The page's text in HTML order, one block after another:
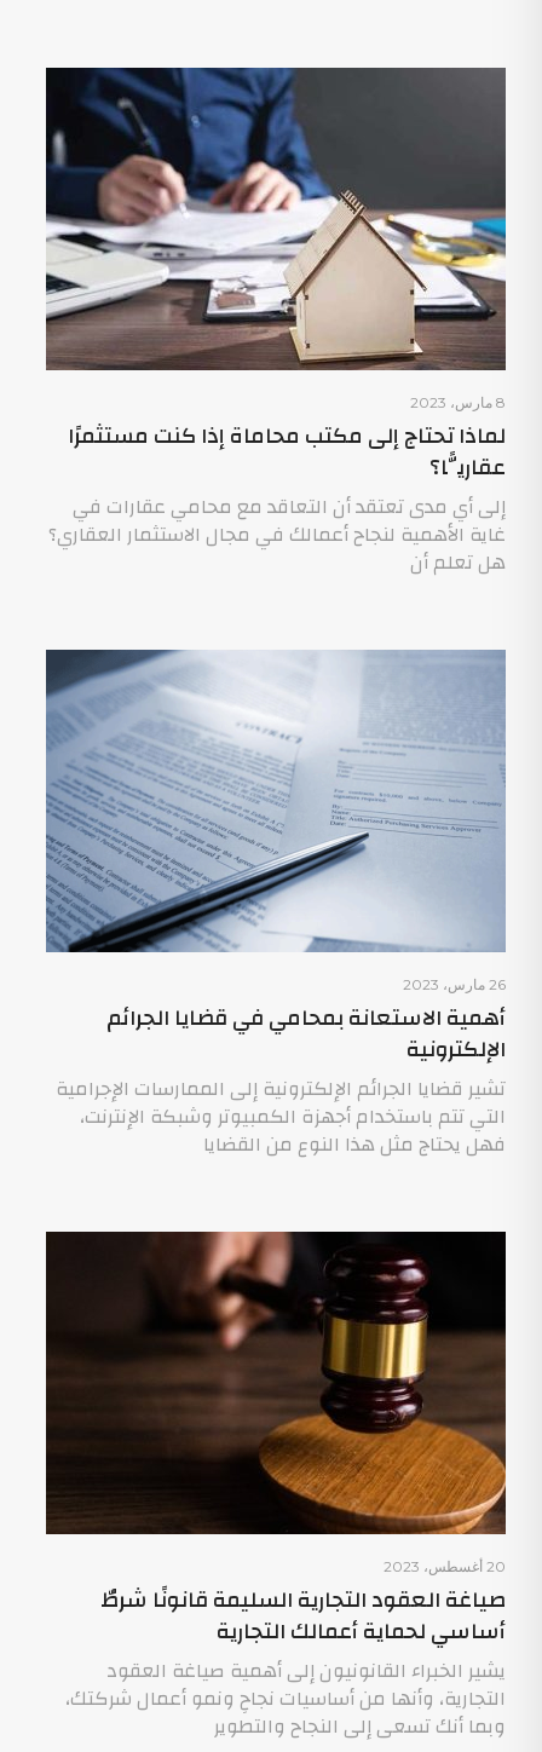
8 مارس، 2023
لماذا تحتاج إلى مكتب محاماة إذا كنت مستثمرًا
عقاريًّا؟
إلى أي مدى تعتقد أن التعاقد مع محامي عقارات في
غاية الأهمية لنجاح أعمالك في مجال الاستثمار العقاري؟
هل تعلم أن
26 مارس، 2023
أهمية الاستعانة بمحامي في قضايا الجرائم
الإلكترونية
تشير قضايا الجرائم الإلكترونية إلى الممارسات الإجرامية
التي تتم باستخدام أجهزة الكمبيوتر وشبكة الإنترنت،
فهل يحتاج مثل هذا النوع من القضايا
20 أغسطس، 2023
صياغة العقود التجارية السليمة قانونًا شرطٌ
أساسي لحماية أعمالك التجارية
يشير الخبراء القانونيون إلى أهمية صياغة العقود
التجارية، وأنها من أساسيات نجاحِ ونمو أعمال شركتك،
وبما أنك تسعى إلى النجاح والتطوير